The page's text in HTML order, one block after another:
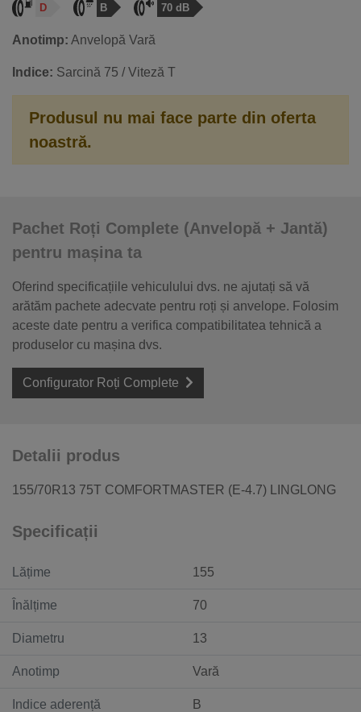
D B 70 dB
Anotimp: Anvelopă Vară
Indice: Sarcină 75 / Viteză T
Produsul nu mai face parte din oferta
noastră.
Pachet Roți Complete (Anvelopă + Jantă)
pentru mașina ta
Oferind specificațiile vehiculului dvs. ne ajutați să vă
arătăm pachete adecvate pentru roți și anvelope. Folosim
aceste date pentru a verifica compatibilitatea tehnică a
produselor cu mașina dvs.
Configurator Roți Complete
Detalii produs
155/70R13 75T COMFORTMASTER (E-4.7) LINGLONG
Specificații
Lățime 155
Înălțime 70
Diametru 13
Anotimp Vară
Indice aderență B